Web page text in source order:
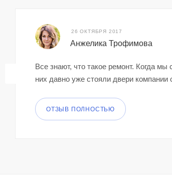
26 ОКТЯБРЯ 2017
Анжелика Трофимова
Все знают, что такое ремонт. Когда
них давно уже стояли двери
ОТЗЫВ ПОЛНОСТЬЮ